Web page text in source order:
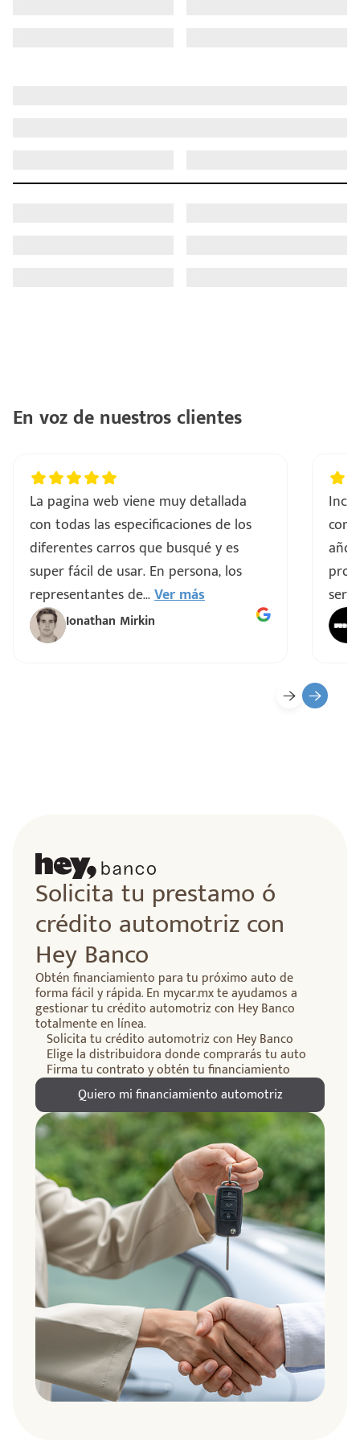
En voz de nuestros clientes
La pagina web viene muy detallada
con todas las especificaciones de los
diferentes carros que busqué y es
super fácil de usar. En persona, los
representantes de...Ver más
Ionathan Mirkin
Solicita tu prestamo ó
crédito automotriz con
Hey Banco
Obtén financiamiento para tu próximo auto de
forma fácil y rápida. En mycar.mx te ayudamos a
gestionar tu crédito automotriz con Hey Banco
totalmente en línea.
Solicita tu crédito automotriz con Hey Banco
Elige la distribuidora donde comprarás tu auto
Firma tu contrato y obtén tu financiamiento
Quiero mi financiamiento automotriz